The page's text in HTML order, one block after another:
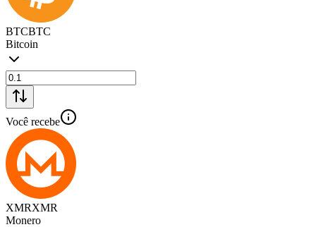
BTCBTC
Bitcoin
Você recebe
XMRXMR
Monero